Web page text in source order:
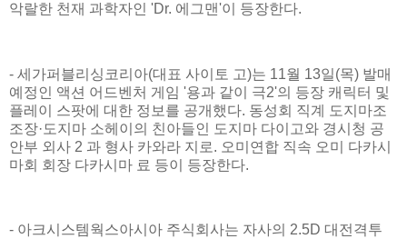
악랄한 천재 과학자인 'Dr. 에그맨'이 등장한다.
- 세가퍼블리싱코리아(대표 사이토 고)는 11월 13일(목) 발매
예정인 액션 어드벤처 게임 '용과 같이 극2'의 등장 캐릭터 및
플레이 스팟에 대한 정보를 공개했다. 동성회 직계 도지마조
조장·도지마 소헤이의 친아들인 도지마 다이고와 경시청 공
안부 외사 2 과 형사 카와라 지로. 오미연합 직속 오미 다카시
마회 회장 다카시마 료 등이 등장한다.
- 아크시스템웍스아시아 주식회사는 자사의 2.5D 대전격투